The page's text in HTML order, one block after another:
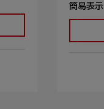
簡易表示